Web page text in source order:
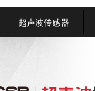
超声波传感器